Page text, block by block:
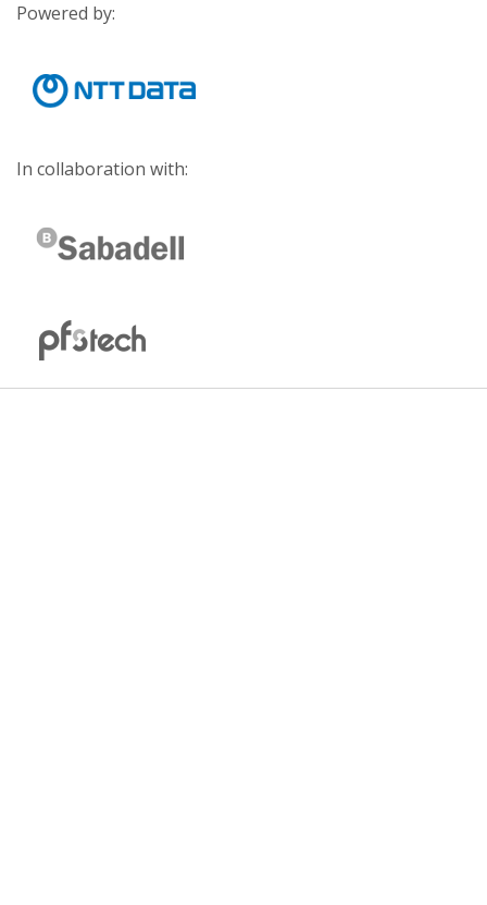
Powered by:
In collaboration with: